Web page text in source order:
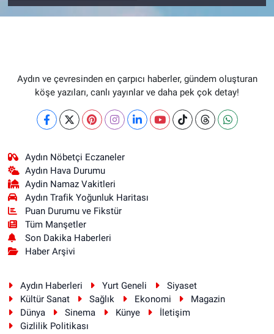
Aydın ve çevresinden en çarpıcı haberler, gündem oluşturan
köşe yazıları, canlı yayınlar ve daha pek çok detay!
Aydın Nöbetçi Eczaneler
Aydın Hava Durumu
Aydin Namaz Vakitleri
Aydın Trafik Yoğunluk Haritası
Puan Durumu ve Fikstür
Tüm Manşetler
Son Dakika Haberleri
Haber Arşivi
Aydın Haberleri Yurt Geneli
Siyaset
Kültür Sanat
Sağlık Ekonomi
Magazin
Dünya
Sinema Künye
İletişim
Gizlilik Politikası